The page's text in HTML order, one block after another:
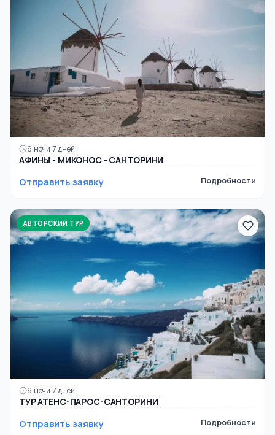
6 ночи 7 дней
АФИНЫ - МИКОНОС - САНТОРИНИ
Отправить заявку Подробности
АВТОРСКИЙ ТУР
6 ночи 7 дней
ТУР АТЕНС-ПАРОС-САНТОРИНИ
Отправить заявку Подробности